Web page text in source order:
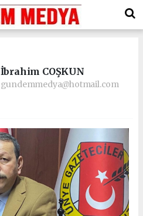
İbrahim COŞKUN
gundemmedya@hotmail.com